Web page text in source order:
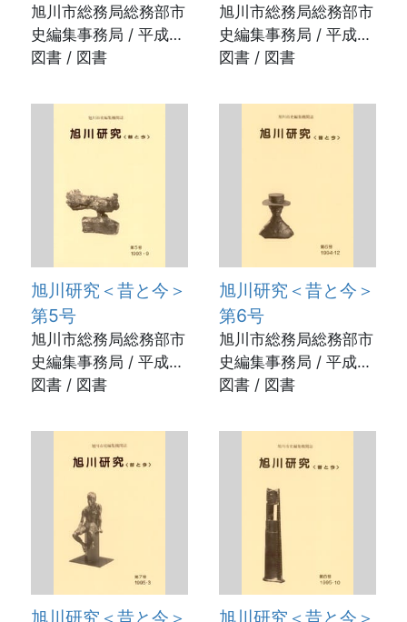
旭川市総務局総務部市
史編集事務局 / 平成4
年11月2日
図書 / 図書
旭川市総務局総務部市
史編集事務局 / 平成5
年3月31日
図書 / 図書
旭川研究＜昔と今＞
第5号
旭川市総務局総務部市
史編集事務局 / 平成5
年9月30日
図書 / 図書
旭川研究＜昔と今＞
第6号
旭川市総務局総務部市
史編集事務局 / 平成6
年12月20日
図書 / 図書
旭川研究＜昔と今＞ 旭川研究＜昔と今＞